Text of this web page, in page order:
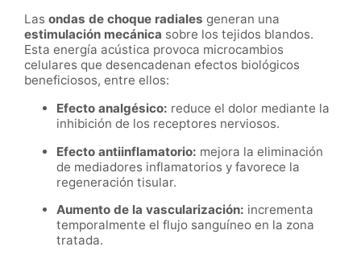
Las ondas de choque radiales generan una
estimulación mecánica sobre los tejidos blandos.
Esta energía acústica provoca microcambios
celulares que desencadenan efectos biológicos
beneficiosos, entre ellos:
Efecto analgésico: reduce el dolor mediante la
inhibición de los receptores nerviosos.
Efecto antiinflamatorio: mejora la eliminación
de mediadores inflamatorios y favorece la
regeneración tisular.
Aumento de la vascularización: incrementa
temporalmente el flujo sanguíneo en la zona
tratada.